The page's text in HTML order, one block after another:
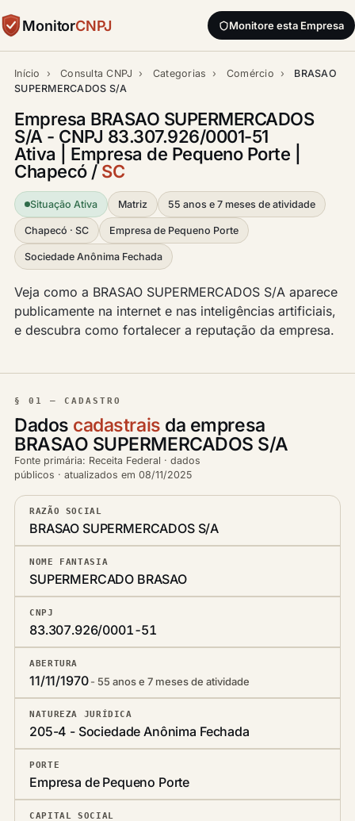
MonitorCNPJ Monitore esta Empresa
Início › Consulta CNPJ › Categorias › Comércio ›
BRASAO
SUPERMERCADOS S/A
Empresa BRASAO SUPERMERCADOS
S/A - CNPJ 83.307.926/0001-51
Ativa | Empresa de Pequeno Porte |
Chapecó /SC
Situação Ativa Matriz 55 anos e 7 meses de atividade
Chapecó · SC Empresa de Pequeno Porte
Sociedade Anônima Fechada
Veja como a BRASAO SUPERMERCADOS S/A aparece
publicamente na internet e nas inteligências artificiais,
e descubra como fortalecer a reputação da empresa.
§ 01 — CADASTRO
Dados cadastrais da empresa
BRASAO SUPERMERCADOS S/A
Fonte primária: Receita Federal · dados
públicos · atualizados em 08/11/2025
RAZÃO SOCIAL
BRASAO SUPERMERCADOS S/A
NOME FANTASIA
SUPERMERCADO BRASAO
CNPJ
83.307.926/0001-51
ABERTURA
11/11/1970 55 anos e 7 meses de atividade
NATUREZA JURÍDICA
205-4 - Sociedade Anônima Fechada
PORTE
Empresa de Pequeno Porte
CAPITAL SOCIAL